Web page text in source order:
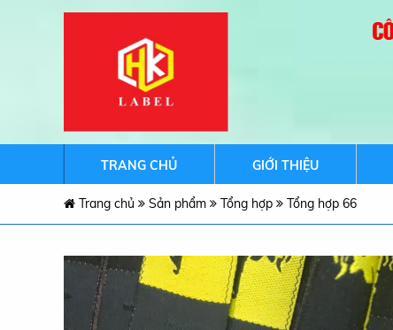
TRANG CHỦ GIỚI THIỆU
Trang chủ Sản phẩm Tổng hợp Tổng hợp 66
temnhandet@gmail.com
nhanmacdet.com